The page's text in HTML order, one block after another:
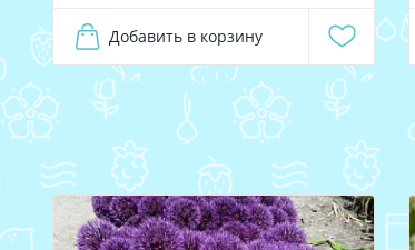
Добавить в корзину